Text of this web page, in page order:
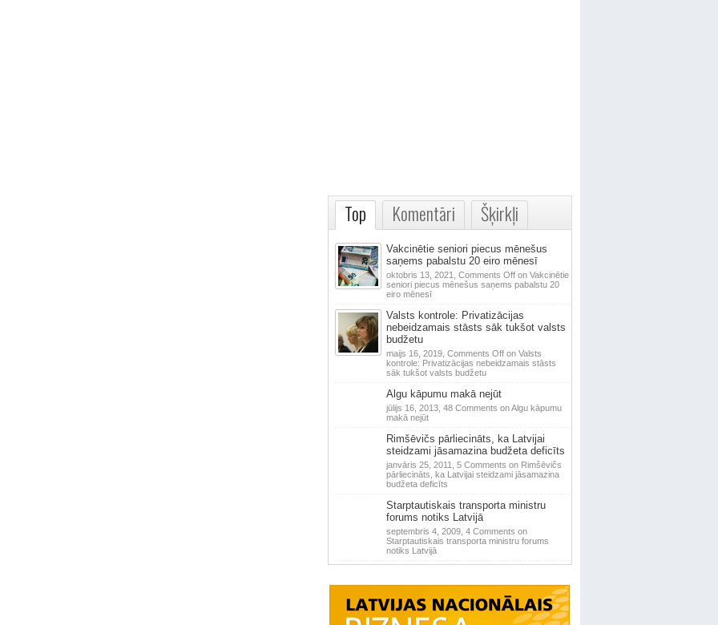
Top Komentāri Šķirkļi
Vakcinētie seniori piecus mēnešus
saņems pabalstu 20 eiro mēnesī
oktobris 13, 2021, Comments Offon Vakcinētie
seniori piecus mēnešus saņems pabalstu 20
eiro mēnesī
Valsts kontrole: Privatizācijas
nebeidzamais stāsts sāk tukšot valsts
budžetu
maijs 16, 2019, Comments Offon Valsts
kontrole: Privatizācijas nebeidzamais stāsts
sāk tukšot valsts budžetu
Algu kāpumu makā nejūt
jūlijs 16, 2013, 48 Comments on Algu kāpumu
makā nejūt
Rimšēvičs pārliecināts, ka Latvijai
steidzami jāsamazina budžeta deficīts
janvāris 25, 2011, 5 Comments on Rimšēvičs
pārliecināts, ka Latvijai steidzami jāsamazina
budžeta deficīts
Starptautiskais transporta ministru
forums notiks Latvijā
septembris 4, 2009, 4 Comments on
Starptautiskais transporta ministru forums
notiks Latvijā